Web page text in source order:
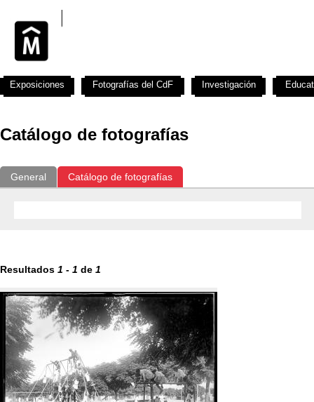
Catálogo de fotografías
General Catálogo de fotografías
Resultados 1 - 1 de 1
Exposiciones Fotografías del CdF Investigación